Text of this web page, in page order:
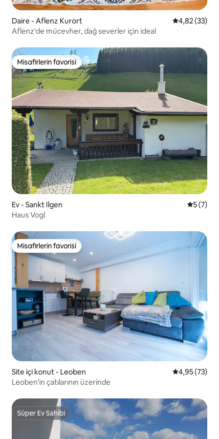
Daire - Aflenz Kurort 5 üzerinden
4,82 (33)
Aflenz'de mücevher, dağ severler için ideal
Misafirlerin favorisi
Misafirlerin favorisi
Ev - Sankt Ilgen 55 (7)
Haus Vogl
Misafirlerin favorisi
Misafirlerin favorisi
Site içi konut - Leoben 5 üzerinden
4,95 (73)
Leoben'in çatılarının üzerinde
Süper Ev Sahibi
Süper Ev Sahibi